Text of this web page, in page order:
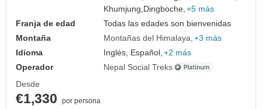
Khumjung, Dingboche, +5 más
Franja de edad
Todas las edades son bienvenidas
Montaña
Montañas del Himalaya +3 más
Idioma
Inglés, Español, +2 más
Operador
Nepal Social Treks
Desde
€1,330
por persona